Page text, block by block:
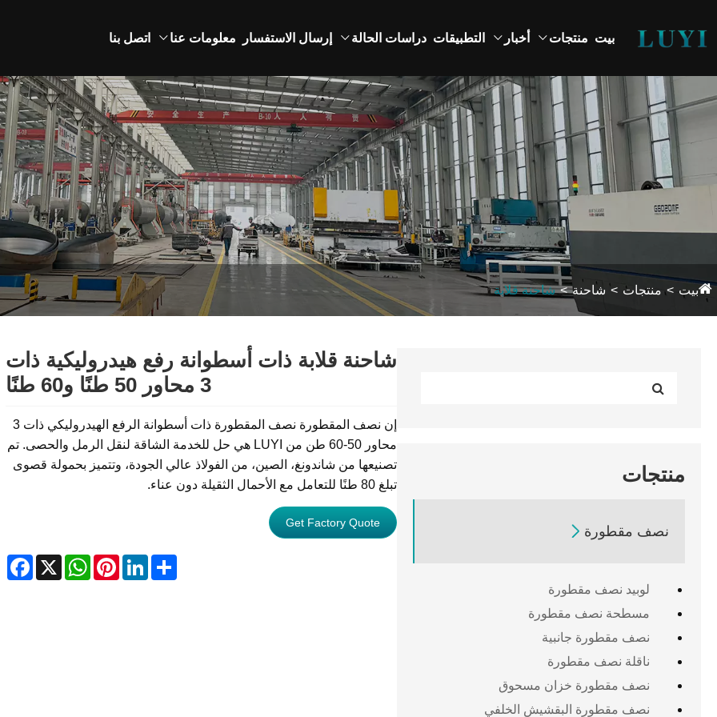
بيت منتجات أخبار التطبيقات دراسات الحالة إرسال الاستفسار معلومات عنا اتصل بنا
بيت منتجات شاحنة شاحنة قلابة
منتجات
نصف مقطورة 
لوبيد نصف مقطورة
مسطحة نصف مقطورة
نصف مقطورة جانبية
ناقلة نصف مقطورة
نصف مقطورة خزان مسحوق
نصف مقطورة البقشيش الخلفي
شاحنة قلابة ذات أسطوانة رفع هيدروليكية ذات
3 محاور 50 طنًا و60 طنًا
إن نصف المقطورة نصف المقطورة ذات أسطوانة الرفع الهيدروليكي ذات 3
محاور 50-60 طن من LUYI هي حل للخدمة الشاقة لنقل الرمل والحصى. تم
تصنيعها من شاندونغ، الصين، من الفولاذ عالي الجودة، وتتميز بحمولة قصوى
تبلغ 80 طنًا للتعامل مع الأحمال الثقيلة دون عناء.
Get Factory Quote
X
WhatsAppPinterestLinkedInShare